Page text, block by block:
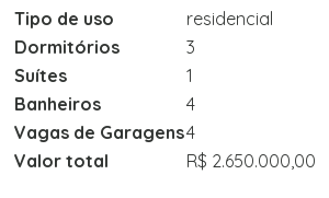
Tipo de uso
residencial
Dormitórios
3
Suítes
1
Banheiros
4
Vagas de Garagens4
Valor total
R$ 2.650.000,00